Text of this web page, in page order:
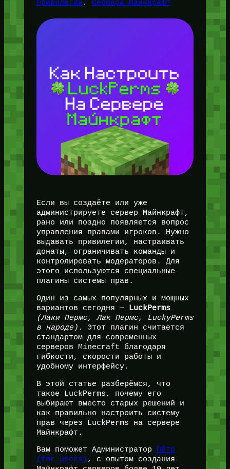
Привилегии, Сервера Майнкрафт
Если вы создаёте или уже
администрируете сервер Майнкрафт,
рано или поздно появляется вопрос
управления правами игроков. Нужно
выдавать привилегии, настраивать
донаты, ограничивать команды и
контролировать модераторов. Для
этого используются специальные
плагины системы прав.
Один из самых популярных и мощных
вариантов сегодня —
LuckPerms
(Лаки Пермс, Лак Пермс, LuckyPerms
в народе) . Этот плагин считается
стандартом для современных
серверов Minecraft благодаря
гибкости, скорости работы и
удобному интерфейсу.
В этой статье разберёмся, что
такое LuckPerms, почему его
выбирают вместо старых решений и
как правильно настроить систему
прав через LuckPerms на сервере
Майнкрафт.
Вам поможет Администратор Пётр
(for_users) , с опытом создания